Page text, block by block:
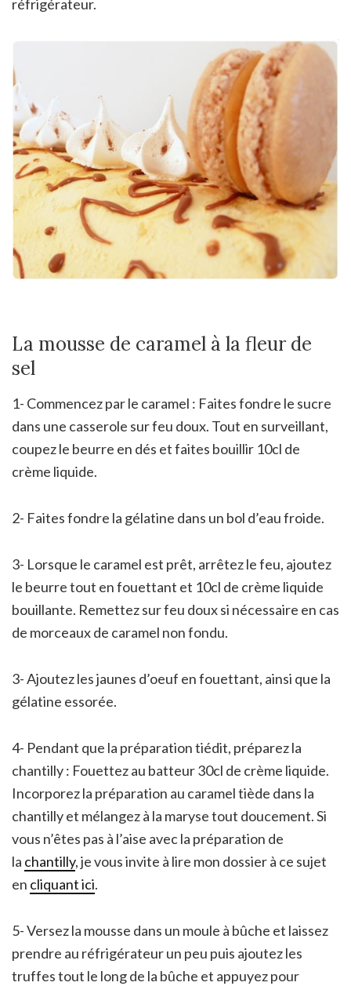
réfrigérateur.
La mousse de caramel à la fleur de
sel
1- Commencez par le caramel : Faites fondre le sucre
dans une casserole sur feu doux. Tout en surveillant,
coupez le beurre en dés et faites bouillir 10cl de
crème liquide.
2- Faites fondre la gélatine dans un bol d’eau froide.
3- Lorsque le caramel est prêt, arrêtez le feu, ajoutez
le beurre tout en fouettant et 10cl de crème liquide
bouillante. Remettez sur feu doux si nécessaire en cas
de morceaux de caramel non fondu.
3- Ajoutez les jaunes d’oeuf en fouettant, ainsi que la
gélatine essorée.
4- Pendant que la préparation tiédit, préparez la
chantilly : Fouettez au batteur 30cl de crème liquide.
Incorporez la préparation au caramel tiède dans la
chantilly et mélangez à la maryse tout doucement. Si
vous n’êtes pas à l’aise avec la préparation de
la chantilly, je vous invite à lire mon dossier à ce sujet
en cliquant ici.
5- Versez la mousse dans un moule à bûche et laissez
prendre au réfrigérateur un peu puis ajoutez les
truffes tout le long de la bûche et appuyez pour